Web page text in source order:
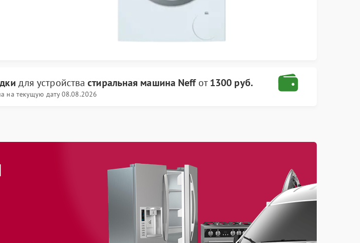
для устройствастиральная машина Neffот1300 руб.
на текущую дату 08.08.2026